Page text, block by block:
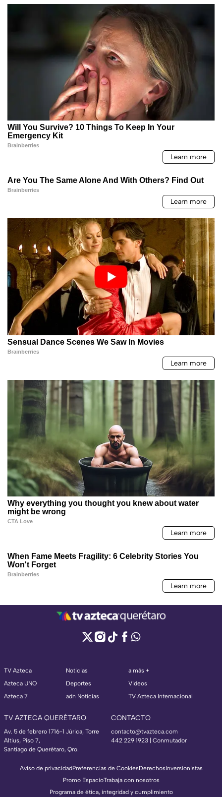
TV Azteca
Azteca UNO
Azteca 7
Noticias
Deportes
adn Noticias
a más +
Videos
TV Azteca Internacional
TV AZTECA QUERÉTARO
Av. 5 de febrero 1716-1 Júrica, Torre
Altius, Piso 7,
Santiago de Querétaro, Qro.
CONTACTO
contacto@tvazteca.com
442 229 1923 | Conmutador
Aviso de privacidadPreferencias de CookiesDerechosInversionistas
Promo EspacioTrabaja con nosotros
Programa de ética, integridad y cumplimiento